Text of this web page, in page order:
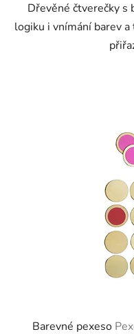
Dřevěné čtverečky s
logiku i vnímání barev
Barevné pexeso